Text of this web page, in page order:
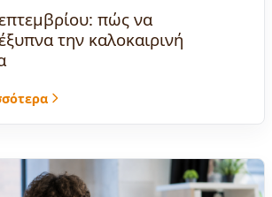
πώς να
την καλοκαιρινή